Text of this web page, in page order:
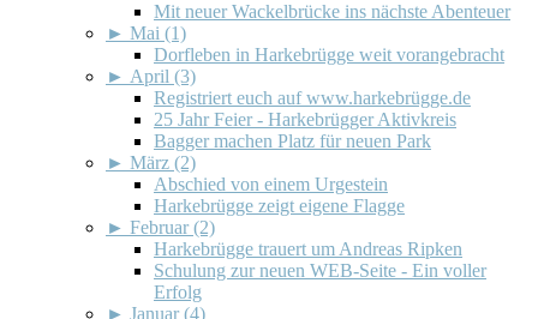
Mit neuer Wackelbrücke ins nächste Abenteuer
► Mai (1)
Dorfleben in Harkebrügge weit vorangebracht
► April (3)
Registriert euch auf www.harkebrügge.de
25 Jahr Feier - Harkebrügger Aktivkreis
Bagger machen Platz für neuen Park
► März (2)
Abschied von einem Urgestein
Harkebrügge zeigt eigene Flagge
► Februar (2)
Harkebrügge trauert um Andreas Ripken
Schulung zur neuen WEB-Seite - Ein voller
Erfolg
► Januar (4)